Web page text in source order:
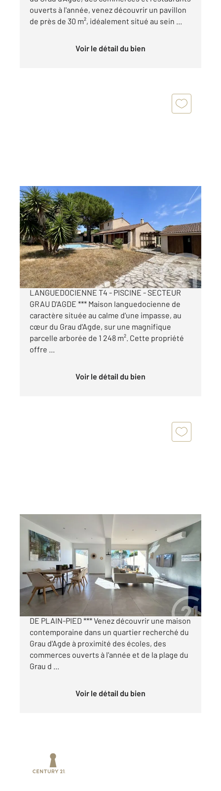
ouverts à l'année, venez découvrir un pavillon
de près de 30 m², idéalement situé au sein ...
Voir le détail du bien
LE GRAU D AGDE 34
102,51 m2, 4 pièces
Ref : 4961
Maison à vendre
546 000 €
*** LE GRAU D'AGDE - MAISON
LANGUEDOCIENNE T4 - PISCINE - SECTEUR
GRAU D'AGDE *** Maison languedocienne de
caractère située au calme d'une impasse, au
cœur du Grau d'Agde, sur une magnifique
parcelle arborée de 1 248 m². Cette propriété
offre ...
Voir le détail du bien
LE GRAU D AGDE 34
117,24 m2, 4 pièces
Ref : 4192
Maison à vendre
450 000 €
*** LE GRAU D'AGDE - VILLA T4 + PISCINE + VIE
DE PLAIN-PIED *** Venez découvrir une maison
contemporaine dans un quartier recherché du
Grau d'Agde à proximité des écoles, des
commerces ouverts à l'année et de la plage du
Grau d ...
Voir le détail du bien